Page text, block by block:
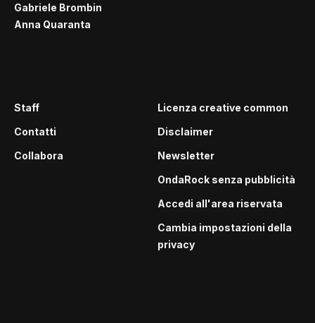
Gabriele Brombin
Anna Quaranta
Staff
Contatti
Collabora
Licenza creative common
Disclaimer
Newsletter
OndaRock senza pubblicità
Accedi all'area riservata
Cambia impostazioni della
privacy